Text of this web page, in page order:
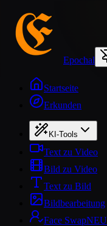
Epochal
Startseite
Erkunden
KI-Tools
Text zu Video
Bild zu Video
Text zu Bild
Bildbearbeitung
Face SwapNEU